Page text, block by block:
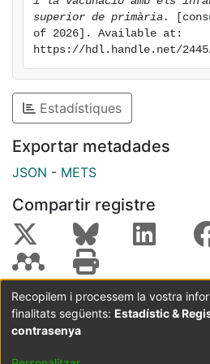
fets i teories que expliquen
fenòmens científics. Per aquest
oportú fer servir el mètode
deductiu en aquesta proposta
interdisciplinàries i cooperatives
alumnes, de forma atractiva i
seguir aprenent al llarg de la
superior de primària.
of 2026]. Available at:
https://hdl.handle.net/2445/
Estadístiques
Exportar metadades
JSON - METS
Compartir registre
Coordinació:CRAI UB Avís legal
Metadades
subjectes a:
Configuració
Recopilem i processem la vostra
finalitats següents: Estadístic &
contrasenya